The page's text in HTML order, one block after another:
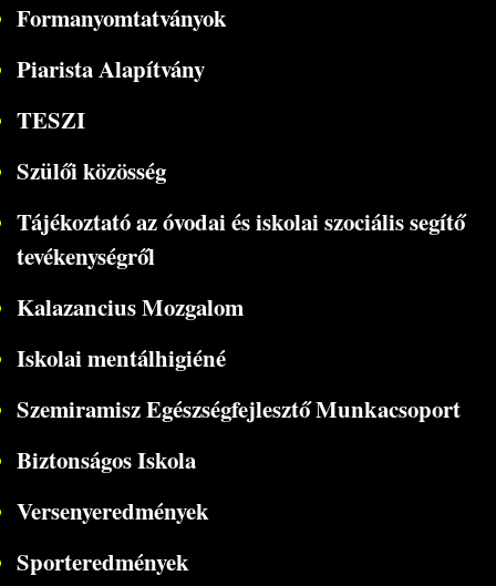
Formanyomtatványok
Piarista Alapítvány
TESZI
Szülői közösség
Tájékoztató az óvodai és iskolai szociális segítő
tevékenységről
Kalazancius Mozgalom
Iskolai mentálhigiéné
Szemiramisz Egészségfejlesztő Munkacsoport
Biztonságos Iskola
Versenyeredmények
Sporteredmények